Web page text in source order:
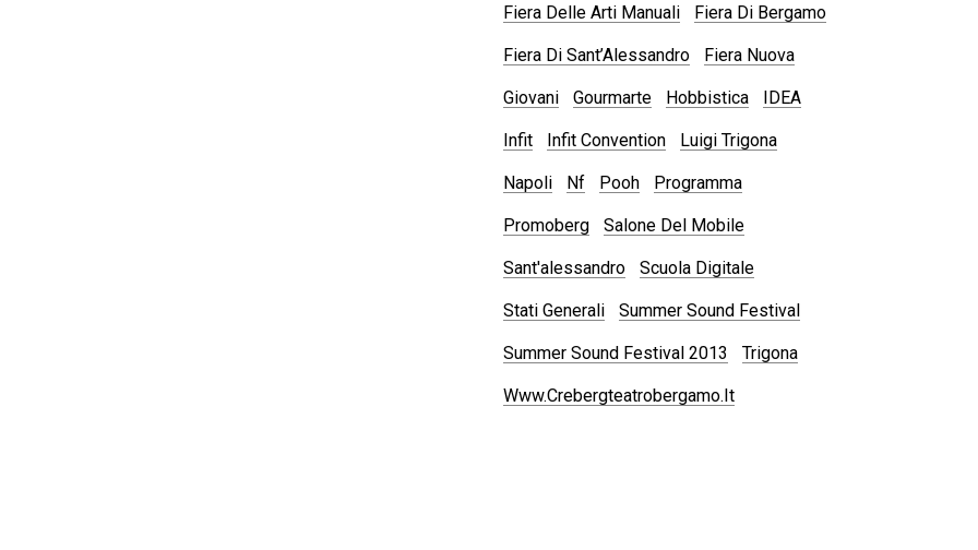
Fiera Delle Arti Manuali Fiera Di Bergamo
Fiera Di Sant’Alessandro Fiera Nuova
Giovani Gourmarte Hobbistica IDEA
Infit Infit Convention Luigi Trigona
Napoli Nf Pooh Programma
Promoberg Salone Del Mobile
Sant'alessandro Scuola Digitale
Stati Generali Summer Sound Festival
Summer Sound Festival 2013 Trigona
Www.crebergteatrobergamo.it